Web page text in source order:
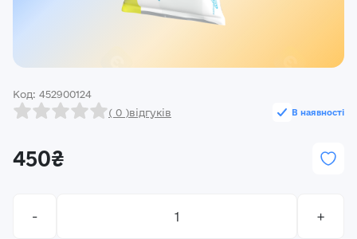
Ми на зв’язку
Код: 452900124
В наявності
( 0 )відгуків
450₴
- +